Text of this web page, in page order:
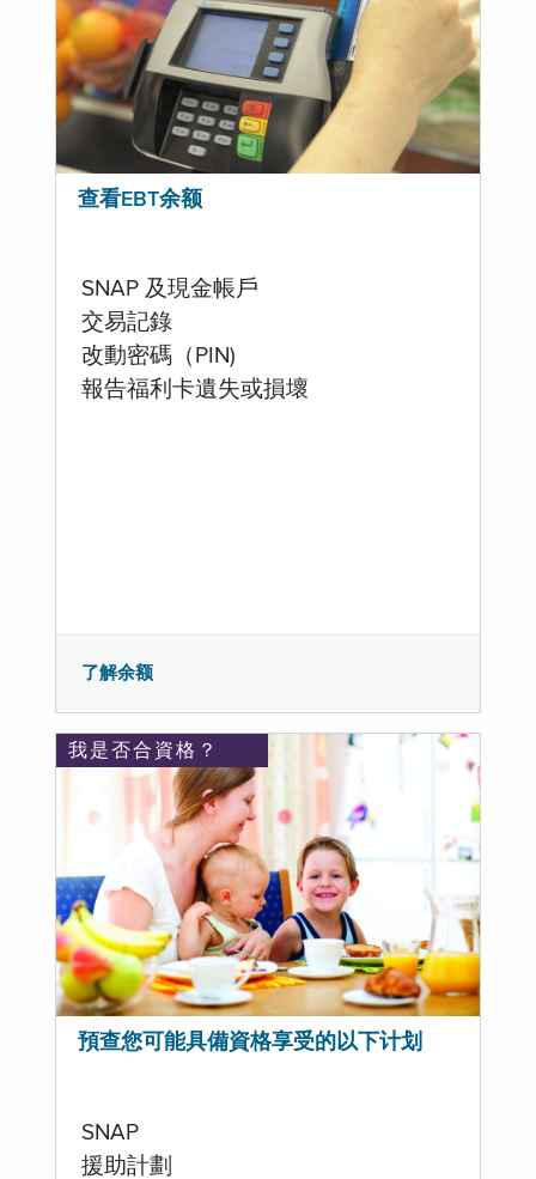
查看EBT余额
SNAP 及現金帳戶
交易記錄
改動密碼（PIN)
報告福利卡遺失或損壞
了解余额
我是否合資格？
預查您可能具備資格享受的以下计划
SNAP
援助計劃